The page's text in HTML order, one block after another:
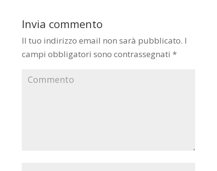
Invia commento
Il tuo indirizzo email non sarà pubblicato. I
campi obbligatori sono contrassegnati *